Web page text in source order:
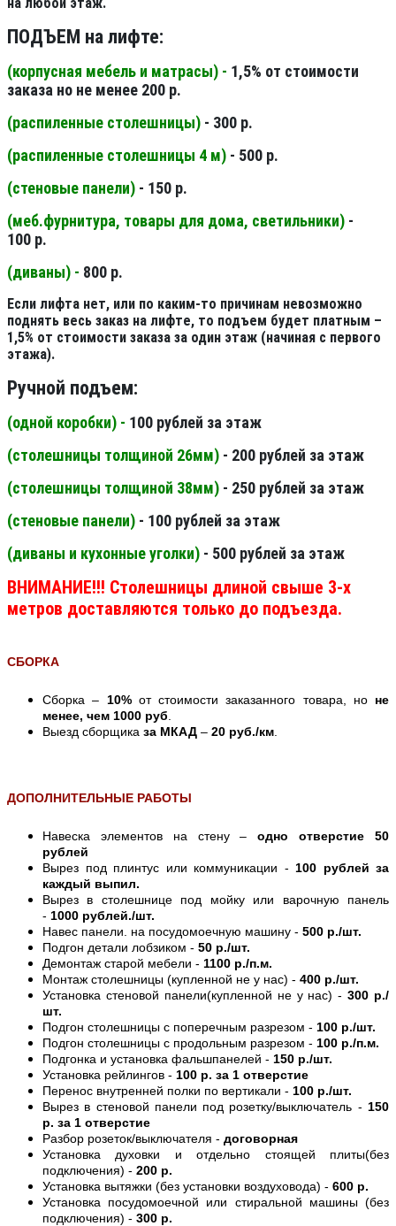
ПОДЪЕМ на лифте:
(корпусная мебель и матрасы) - 1,5% от стоимости
заказа но не менее 200 р.
(распиленные столешницы) - 300 р.
(распиленные столешницы 4 м) - 500 р.
(стеновые панели) - 150 р.
(меб.фурнитура, товары для дома, светильники) -
100 р.
(диваны) - 800 р.
Если лифта нет, или по каким-то причинам невозможно
поднять весь заказ на лифте, то подъем будет платным –
1,5% от стоимости заказа за один этаж (начиная с первого
этажа).
Ручной подъем:
(одной коробки) - 100 рублей за этаж
(столешницы толщиной 26мм) - 200 рублей за этаж
(столешницы толщиной 38мм) - 250 рублей за этаж
(стеновые панели) - 100 рублей за этаж
(диваны и кухонные уголки) - 500 рублей за этаж
ВНИМАНИЕ!!! Столешницы длиной свыше 3-х
метров доставляются только до подъезда.
СБОРКА
Сборка – 10%от стоимости заказанного товара, но не
менее, чем 1000 руб
Выезд сборщика за МКАД – 20 руб./км
ДОПОЛНИТЕЛЬНЫЕ РАБОТЫ
Навеска элементов на стену –одно отверстие 50
рублей
Вырез под плинтус или коммуникации - 100 рублей за
каждый выпил.
Вырез в столешнице под мойку или варочную панель
- 1000 рублей./шт.
Навес панели. на посудомоечную машину - 500 р./шт.
Подгон детали лобзиком - 50 р./шт.
Демонтаж старой мебели - 1100 р./п.м.
Монтаж столешницы (купленной не у нас) - 400 р./шт.
Установка стеновой панели(купленной не у нас) -300 р./
шт.
Подгон столешницы с поперечным разрезом - 100 р./шт.
Подгон столешницы с продольным разрезом - 100 р./п.м.
Подгонка и установка фальшпанелей - 150 р./шт.
Установка рейлингов - 100 р. за 1 отверстие
Перенос внутренней полки по вертикали - 100 р./шт.
Вырез в стеновой панели под розетку/выключатель - 150
р. за 1 отверстие
Разбор розеток/выключателя - договорная
Установка духовки и отдельно стоящей плиты(без
подключения) - 200 р.
Установка вытяжки (без установки воздуховода) - 600 р.
Установка посудомоечной или стиральной машины (без
подключения) - 300 р.